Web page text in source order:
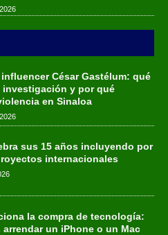
César Gastélum: qué
investigación y por qué
en Sinaloa
sus 15 años incluyendo por
internacionales
la compra de tecnología:
un iPhone o un Mac